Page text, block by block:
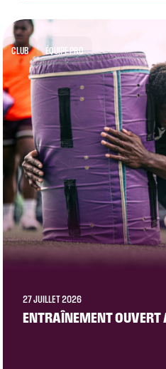
CLUB ÉQUIPE PRO
27 JUILLET 2026
ENTRAÎNEMENT OUVERT